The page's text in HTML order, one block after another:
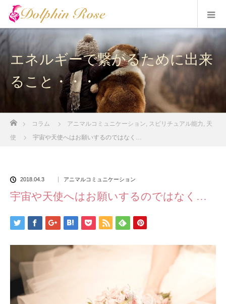
エネルギーで繋がるために出来
ること・・・
コラム アニマルコミュニケーション スピリチュアル能力
天
使
宇宙や天使へはお願いするのではなく…
2018.04.3 アニマルコミュニケーション
宇宙や天使へはお願いするのではなく…